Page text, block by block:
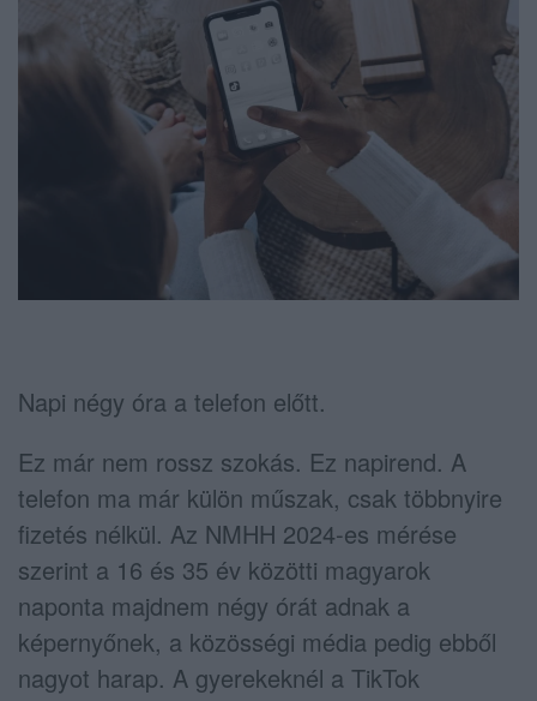
Napi négy óra a telefon előtt.
Ez már nem rossz szokás. Ez napirend. A
telefon ma már külön műszak, csak többnyire
fizetés nélkül. Az NMHH 2024-es mérése
szerint a 16 és 35 év közötti magyarok
naponta majdnem négy órát adnak a
képernyőnek, a közösségi média pedig ebből
nagyot harap. A gyerekeknél a TikTok